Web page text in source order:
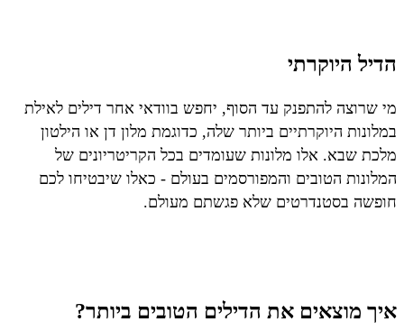
הדיל היוקרתי
מי שרוצה להתפנק עד הסוף, יחפש בוודאי אחר דילים לאילת
במלונות היוקרתיים ביותר שלה, כדוגמת מלון דן או הילטון
מלכת שבא. אלו מלונות שעומדים בכל הקריטריונים של
המלונות הטובים והמפורסמים בעולם - כאלו שיבטיחו לכם
חופשה בסטנדרטים שלא פגשתם מעולם.
איך מוצאים את הדילים הטובים ביותר?